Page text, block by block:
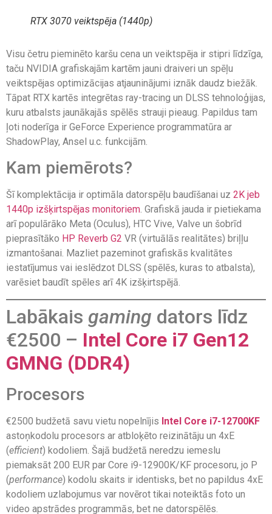
RTX 3070 veiktspēja (1440p)
Visu četru pieminēto karšu cena un veiktspēja ir stipri līdzīga,
taču NVIDIA grafiskajām kartēm jauni draiveri un spēļu
veiktspējas optimizācijas atjauninājumi iznāk daudz biežāk.
Tāpat RTX kartēs integrētas ray-tracing un DLSS tehnoloģijas,
kuru atbalsts jaunākajās spēlēs strauji pieaug. Papildus tam
ļoti noderīga ir GeForce Experience programmatūra ar
ShadowPlay, Ansel u.c. funkcijām.
Kam piemērots?
Šī komplektācija ir optimāla datorspēļu baudīšanai uz 2K jeb
1440p izšķirtspējas monitoriem. Grafiskā jauda ir pietiekama
arī populārāko Meta (Oculus), HTC Vive, Valve un šobrīd
pieprasītāko HP Reverb G2 VR (virtuālās realitātes) briļļu
izmantošanai. Mazliet pazeminot grafiskās kvalitātes
iestatījumus vai ieslēdzot DLSS (spēlēs, kuras to atbalsta),
varēsiet baudīt spēles arī 4K izšķirtspējā.
Labākais gaming dators līdz
€2500 – Intel Core i7 Gen12
GMNG (DDR4)
Procesors
€2500 budžetā savu vietu nopelnījis Intel Core i7-12700KF
astoņkodolu procesors ar atbloķēto reizinātāju un 4xE
(efficient) kodoliem. Šajā budžetā neredzu iemeslu
piemaksāt 200 EUR par Core i9-12900K/KF procesoru, jo P
(performance) kodolu skaits ir identisks, bet no papildus 4xE
kodoliem uzlabojumus var novērot tikai noteiktās foto un
video apstrādes programmās, bet ne datorspēlēs.